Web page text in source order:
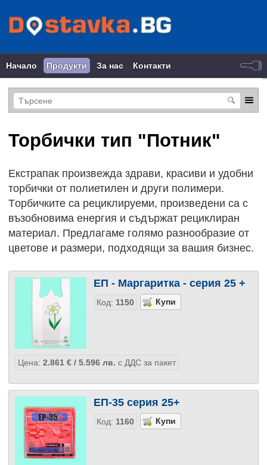
Начало Продукти За нас Контакти
Торбички тип "Потник"
Екстрапак произвежда здрави, красиви и удобни
торбички от полиетилен и други полимери.
Tорбичките са рециклируеми, произведени са с
възобновима енергия и съдържат рециклиран
материал. Предлагаме голямо разнообразие от
цветове и размери, подходящи за вашия бизнес.
ЕП - Маргаритка - серия 25 +
Код: 1150
Цена: 2.861 €/ 5.596 лв. с ДДС за пакет
ЕП-35 серия 25+
Код: 1160